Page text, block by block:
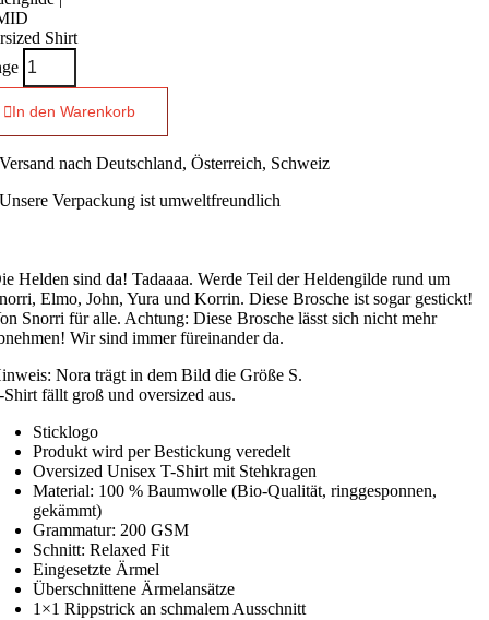
Shirt
In den Warenkorb
Versand nach Deutschland, Österreich, Schweiz
Unsere Verpackung ist umweltfreundlich
Helden sind da! Tadaaaa. Werde Teil der Heldengilde rund um
Elmo, John, Yura und Korrin. Diese Brosche ist sogar gestickt!
Snorri für alle. Achtung: Diese Brosche lässt sich nicht mehr
Wir sind immer füreinander da.
Nora trägt in dem Bild die Größe S.
Shirt fällt groß und oversized aus.
Sticklogo
Produkt wird per Bestickung veredelt
Oversized Unisex T-Shirt mit Stehkragen
Material: 100 % Baumwolle (Bio-Qualität, ringgesponnen,
gekämmt)
Grammatur: 200 GSM
Schnitt: Relaxed Fit
Eingesetzte Ärmel
Überschnittene Ärmelansätze
1×1 Rippstrick an schmalem Ausschnitt